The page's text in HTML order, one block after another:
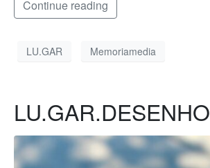
Continue reading
LU.GAR Memoriamedia
LU.GAR.DESENHO